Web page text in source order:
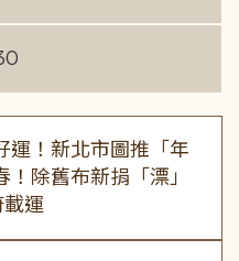
運！新北市圖推「年
除舊布新捐「漂」
運